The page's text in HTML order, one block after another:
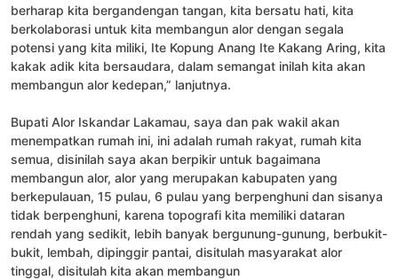
berharap kita bergandengan tangan, kita bersatu hati, kita
berkolaborasi untuk kita membangun alor dengan segala
potensi yang kita miliki, Ite Kopung Anang Ite Kakang Aring, kita
kakak adik kita bersaudara, dalam semangat inilah kita akan
membangun alor kedepan,” lanjutnya.
Bupati Alor Iskandar Lakamau, saya dan pak wakil akan
menempatkan rumah ini, ini adalah rumah rakyat, rumah kita
semua, disinilah saya akan berpikir untuk bagaimana
membangun alor, alor yang merupakan kabupaten yang
berkepulauan, 15 pulau, 6 pulau yang berpenghuni dan sisanya
tidak berpenghuni, karena topografi kita memiliki dataran
rendah yang sedikit, lebih banyak bergunung-gunung, berbukit-
bukit, lembah, dipinggir pantai, disitulah masyarakat alor
tinggal, disitulah kita akan membangun